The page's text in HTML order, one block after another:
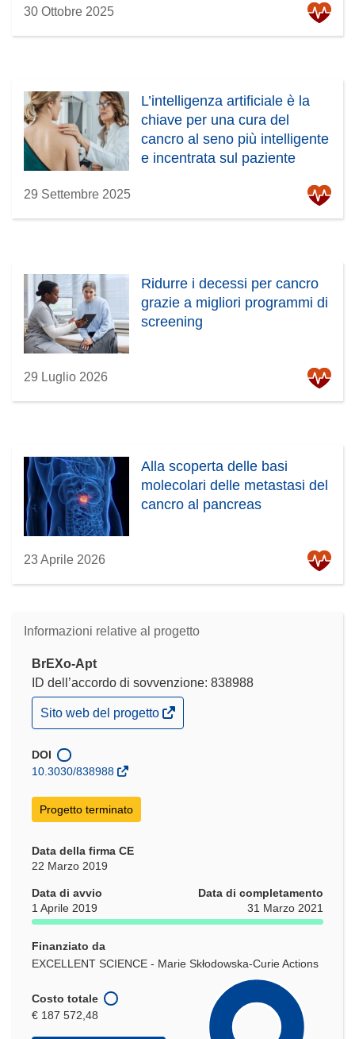
30 Ottobre 2025
L’intelligenza artificiale è la
chiave per una cura del
cancro al seno più intelligente
e incentrata sul paziente
29 Settembre 2025
Ridurre i decessi per cancro
grazie a migliori programmi di
screening
29 Luglio 2026
Alla scoperta delle basi
molecolari delle metastasi del
cancro al pancreas
23 Aprile 2026
Informazioni relative al progetto
BrEXo-Apt
ID dell’accordo di sovvenzione: 838988
(si
apre
una
nuova
Sito web del progetto
DOI
10.3030/838988
Progetto terminato
Data della firma CE
22 Marzo 2019
Data di avvio
1 Aprile 2019
Data di completamento
31 Marzo 2021
Finanziato da
EXCELLENT SCIENCE - Marie Skłodowska-Curie Actions
Costo totale
€ 187 572,48